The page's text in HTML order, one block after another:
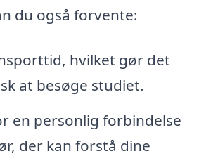
du også forvente:
hvilket gør det
at besøge studiet.
en personlig forbindelse
der kan forstå dine